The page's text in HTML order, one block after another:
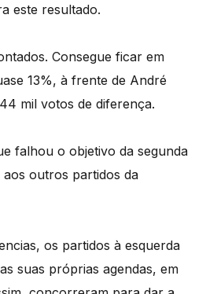
este resultado.
Consegue ficar em
13%, à frente de André
mil votos de diferença.
falhou o objetivo da segunda
outros partidos da
os partidos à esquerda
suas próprias agendas, em